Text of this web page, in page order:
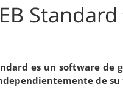
Standard
es un software
de su